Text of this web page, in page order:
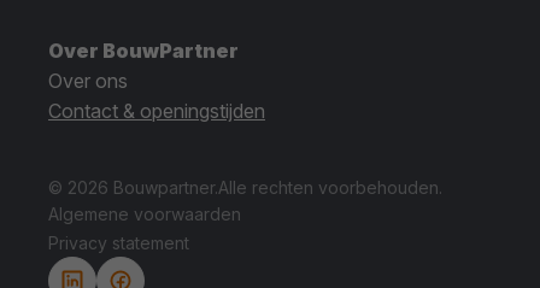
Over BouwPartner
Over ons
Contact & openingstijden
© 2026 Bouwpartner.Alle rechten voorbehouden.
Algemene voorwaarden
Privacy statement